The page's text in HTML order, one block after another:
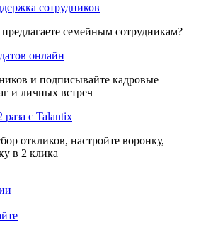
сотрудников
семейным сотрудникам?
онлайн
и подписывайте кадровые
и личных встреч
раза с Talantix
откликов, настройте воронку,
в 2 клика